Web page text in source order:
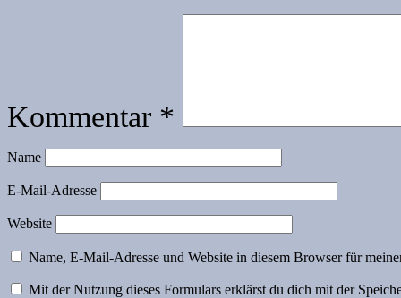
Kommentar *
Name
E-Mail-Adresse
Website
Name, E-Mail-Adresse und Website in diesem Browser für
Mit der Nutzung dieses Formulars erklärst du dich mit der